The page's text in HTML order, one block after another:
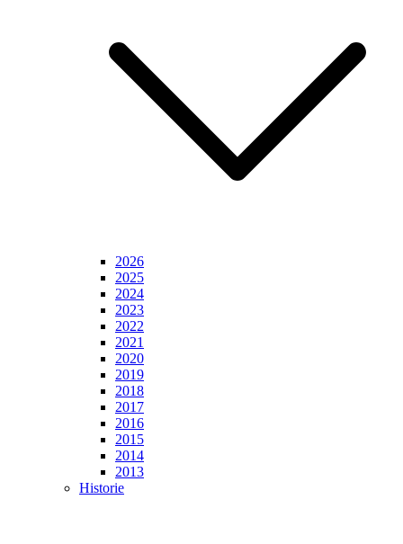
2026
2025
2024
2023
2022
2021
2020
2019
2018
2017
2016
2015
2014
2013
Historie